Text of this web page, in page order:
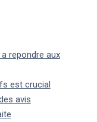
repondre aux
est crucial
avis